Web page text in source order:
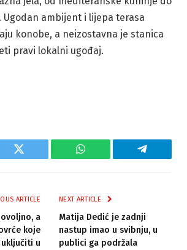
Ugodan ambijent i lijepa terasa
konobe, a neizostavna je stanica
pravi lokalni ugođaj.
Twitter WhatsApp Telegram
ARTICLE
a
koje
u
NEXT ARTICLE
Matija Dedić je zadnji
nastup imao u svibnju, u
publici ga podržala